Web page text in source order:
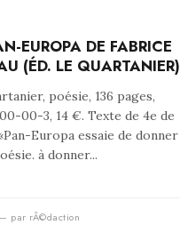
EUROPA DE FABRICE
(ÉD. LE QUARTANIER)
poésie, 136 pages,
00-3, 14 €. Texte de 4e de
Europa essaie de donner
à donner...
— par rÃ©daction